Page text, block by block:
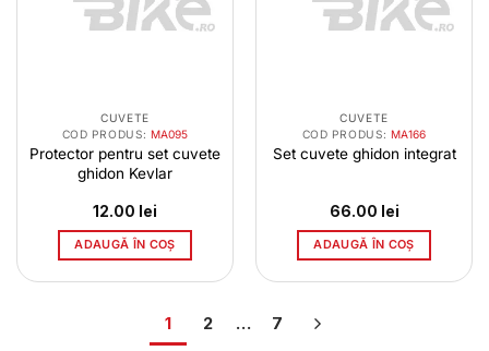
CUVETE
COD PRODUS:MA095
Protector pentru set cuvete
ghidon Kevlar
12.00 lei
ADAUGĂ ÎN COȘ
CUVETE
COD PRODUS:MA166
Set cuvete ghidon integrat
66.00 lei
ADAUGĂ ÎN COȘ
1 2 … 7